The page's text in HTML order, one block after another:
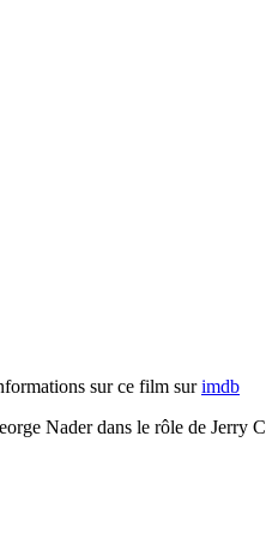
sur ce film surimdb
Nader dans le rôle de Jerry